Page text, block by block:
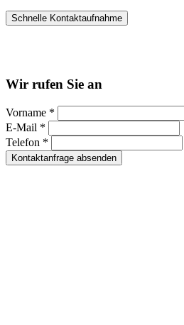
Schnelle Kontaktaufnahme
Wir rufen Sie an
Vorname *
E-Mail *
Telefon *